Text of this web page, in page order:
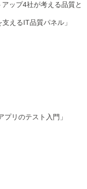
ップ4社が考える品質と
えるIT品質パネル」
プリのテスト入門」